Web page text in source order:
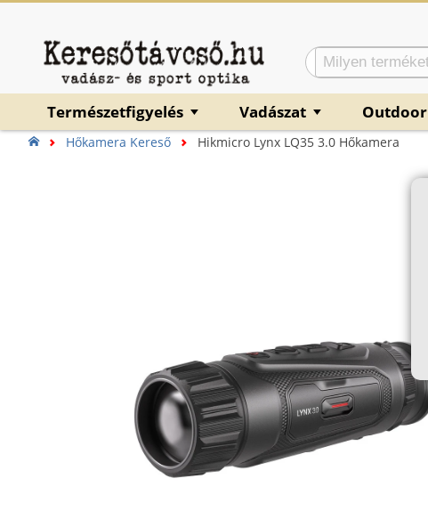
Természetfigyelés ▼ Vadászat ▼ Outdoor
Hőkamera Kereső Hikmicro Lynx LQ35 3.0 Hőkamera